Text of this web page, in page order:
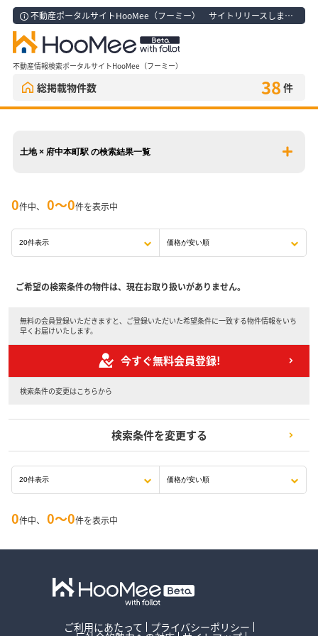
不動産ポータルサイトHooMee（フーミー） サイトリリースしました！
不動産情報検索ポータルサイトHooMee（フーミー）
総掲載物件数 38 件
土地 × 府中本町駅 の検索結果一覧
0件中、 0〜0件を表示中
ご希望の検索条件の物件は、現在お取り扱いがありません。
無料の会員登録いただきますと、ご登録いただいた希望条件に一致する物件情報をいち
早くお届けいたします。
今すぐ無料会員登録!
検索条件の変更はこちらから
検索条件を変更する
0件中、 0〜0件を表示中
ご利用にあたって プライバシーポリシー